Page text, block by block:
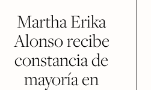
Martha Erika
Alonso recibe
constancia de
mayoría en